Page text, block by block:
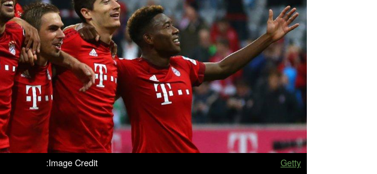
Image Credit:
Getty